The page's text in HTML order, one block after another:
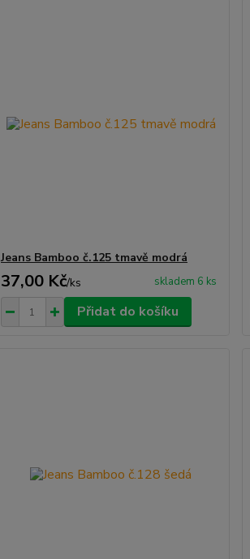
Jeans Bamboo č.125 tmavě modrá
37,00 Kč/ks skladem 6 ks
Přidat do košíku